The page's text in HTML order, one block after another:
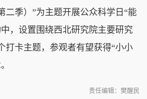
二季）”为主题开展公众科学日“能
，设置围绕西北研究院主要研究
打卡主题，参观者有望获得“小小
责任编辑：樊醒民